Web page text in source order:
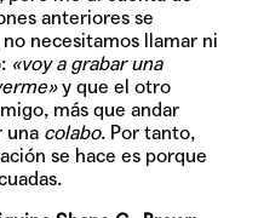
anteriores se
necesitamos llamar ni
«voy a grabar una
y que el otro
más que andar
una colabo. Por tanto,
se hace es porque